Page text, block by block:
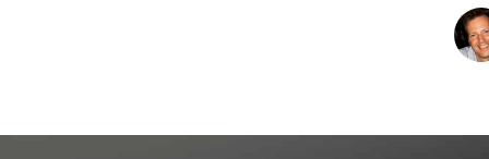
funktioniert. Nun
Verfügung
Perpetuum